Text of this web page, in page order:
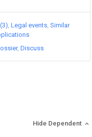
Legal events Similar
Discuss
Hide Dependent